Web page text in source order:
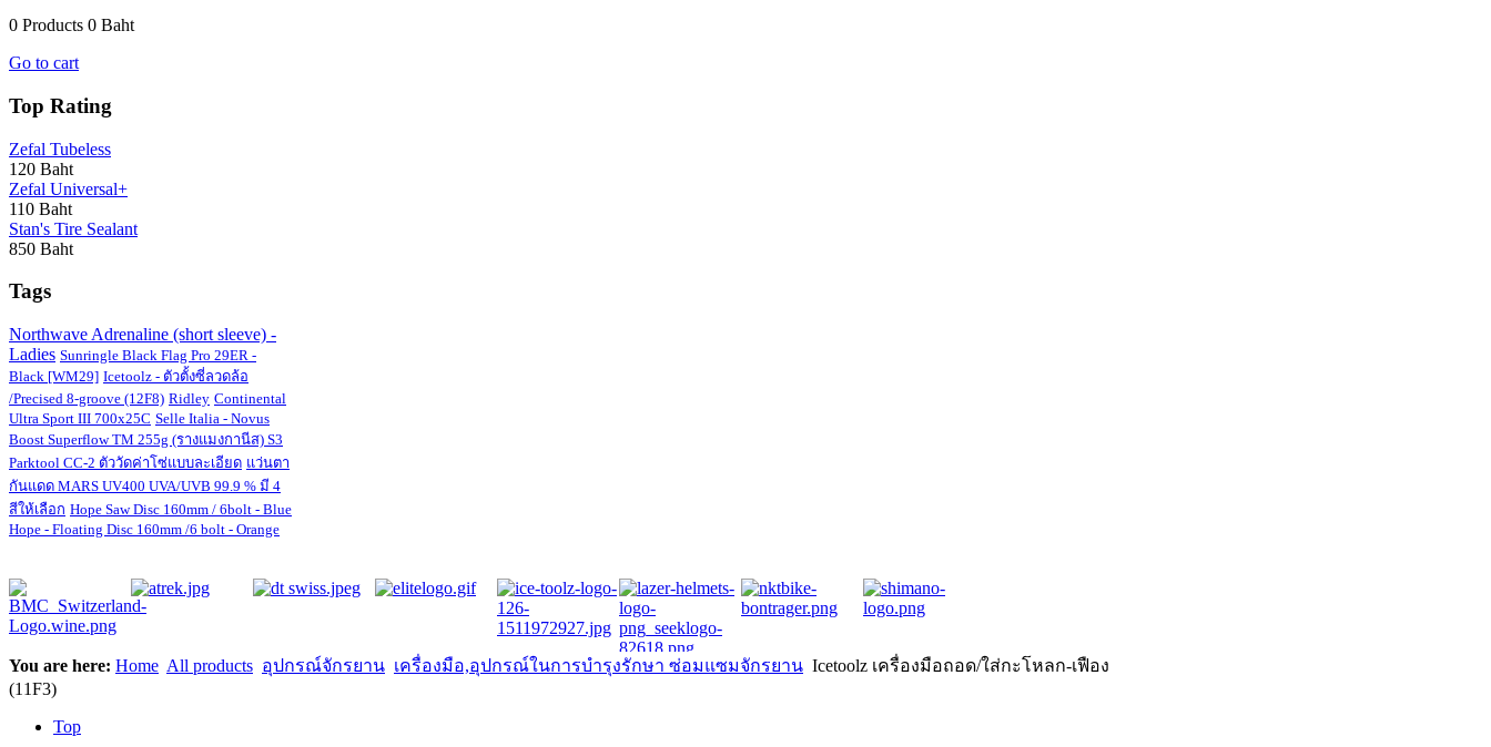
0 Products 0 Baht
Go to cart
Top Rating
Zefal Tubeless
120 Baht
Zefal Universal+
110 Baht
Stan's Tire Sealant
850 Baht
Tags
Northwave Adrenaline (short sleeve) -
Ladies Sunringle Black Flag Pro 29ER -
Black [WM29] Icetoolz - ตัวตั้งซี่ลวดล้อ
/Precised 8-groove (12F8) Ridley Continental
Ultra Sport III 700x25C Selle Italia - Novus
Boost Superflow TM 255g (รางแมงกานีส) S3
Parktool CC-2 ตัววัดค่าโซ่แบบละเอียด แว่นตา
กันแดด MARS UV400 UVA/UVB 99.9 % มี 4
สีให้เลือก Hope Saw Disc 160mm / 6bolt - Blue
Hope - Floating Disc 160mm /6 bolt - Orange
You are here: Home All products อุปกรณ์จักรยาน เครื่องมือ,อุปกรณ์ในการบำรุงรักษา ซ่อมแซมจักรยาน Icetoolz เครื่องมือถอด/ใส่กะโหลก-เฟือง
(11F3)
Top